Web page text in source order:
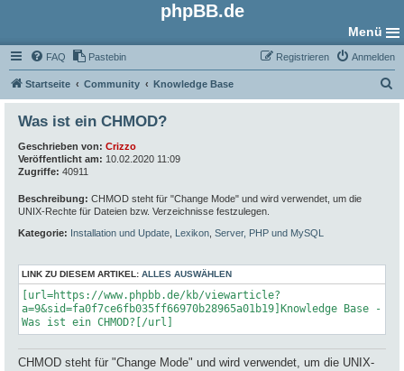
phpBB.de
Menü
FAQ Pastebin Anmelden
Registrieren
Startseite Community Knowledge Base
u
Was ist ein CHMOD?
Geschrieben von: Crizzo
Veröffentlicht am: 10.02.2020 11:09
Zugriffe: 40911
Beschreibung: CHMOD steht für "Change Mode" und wird verwendet, um die
UNIX-Rechte für Dateien bzw. Verzeichnisse festzulegen.
Kategorie: Installation und Update Lexikon Server, PHP und MySQL
LINK ZU DIESEM ARTIKEL: ALLES AUSWÄHLEN
[url=https://www.phpbb.de/kb/viewarticle?
a=9&sid=fa0f7ce6fb035ff66970b28965a01b19]Knowledge Base -
Was ist ein CHMOD?[/url]
CHMOD steht für "Change Mode" und wird verwendet, um die UNIX-